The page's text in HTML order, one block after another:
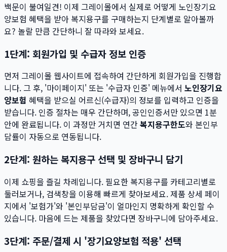
백문이 불여일견! 이제 그레이몰에서 실제로 어떻게 노인장기요
양보험 혜택을 받아 복지용구를 구매하는지 단계별로 알아볼까
요? 놀랄 만큼 간단하니 잘 따라와 보세요.
1단계: 회원가입 및 수급자 정보 인증
먼저 그레이몰 웹사이트에 접속하여 간단하게 회원가입을 진행합
니다. 그 후, '마이페이지' 또는 '수급자 인증' 메뉴에서 노인장기요
양보험 혜택을 받으실 어르신(수급자)의 정보를 입력하고 인증을
받습니다. 인증 절차는 매우 간단하며, 공인인증서만 있으면 1분
안에 완료됩니다. 이 과정만 거치면 연간복지용구한도와 본인부
담률이 자동으로 연동됩니다.
2단계: 원하는 복지용구 선택 및 장바구니 담기
이제 쇼핑을 즐길 차례입니다. 필요한 복지용구를 카테고리별로
둘러보거나, 검색창을 이용해 빠르게 찾아보세요. 제품 상세 페이
지에서 '보험가'와 '본인부담금'이 얼마인지 명확하게 확인할 수
있습니다. 마음에 드는 제품을 찾았다면 장바구니에 담아주세요.
3단계: 주문/결제 시 '장기요양보험 적용' 선택